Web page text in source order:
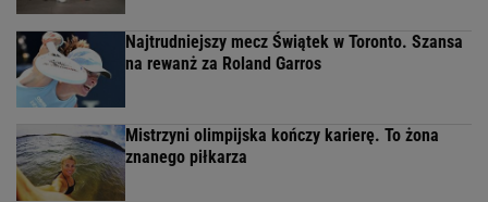
Najtrudniejszy mecz Świątek w Toronto. Szansa
na rewanż za Roland Garros
Mistrzyni olimpijska kończy karierę. To żona
znanego piłkarza